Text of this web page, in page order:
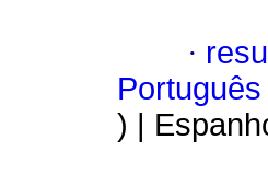
·
Português
) |